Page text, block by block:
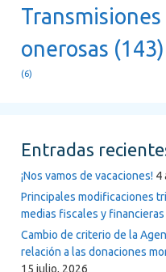
onerosas (143)
(6)
Entradas
¡Nos vamos de vacaciones! 4
Principales modificaciones
medias fiscales y financieras
Cambio de criterio de la
relación a las donaciones
15 julio, 2026